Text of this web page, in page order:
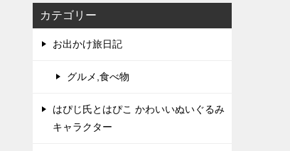
カテゴリー
お出かけ旅日記
グルメ,食べ物
はぴじ氏とはぴこ かわいいぬいぐるみ
キャラクター